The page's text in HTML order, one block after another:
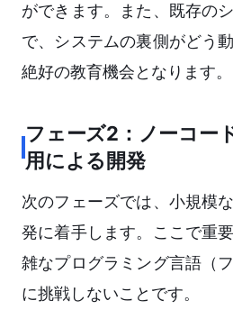
ができます。また、既存の
で、システムの裏側がどう
絶好の教育機会となります。
フェーズ2：ノーコー
用による開発
次のフェーズでは、小規模
発に着手します。ここで重
雑なプログラミング言語（
に挑戦しないことです。